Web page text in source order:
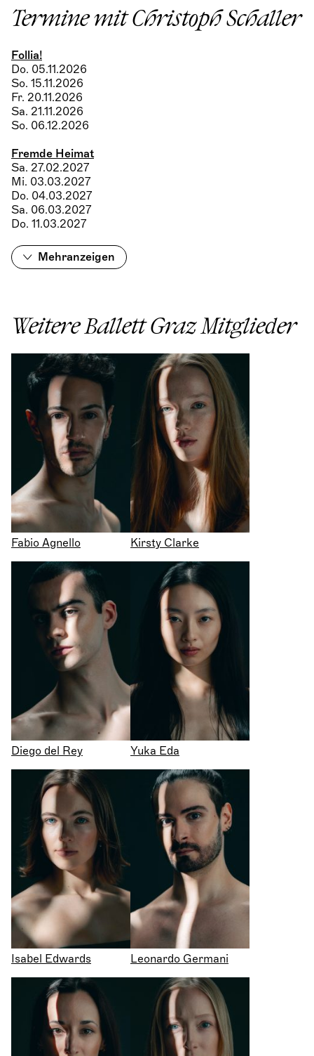
Termine mit Christoph Schaller
Follia!
Do. 05.11.2026
So. 15.11.2026
Fr. 20.11.2026
Sa. 21.11.2026
So. 06.12.2026
Fremde Heimat
Sa. 27.02.2027
Mi. 03.03.2027
Do. 04.03.2027
Sa. 06.03.2027
Do. 11.03.2027
Mehranzeigen
Weitere Ballett Graz Mitglieder
Fabio Agnello Kirsty Clarke
Diego del Rey Yuka Eda
Isabel Edwards Leonardo Germani